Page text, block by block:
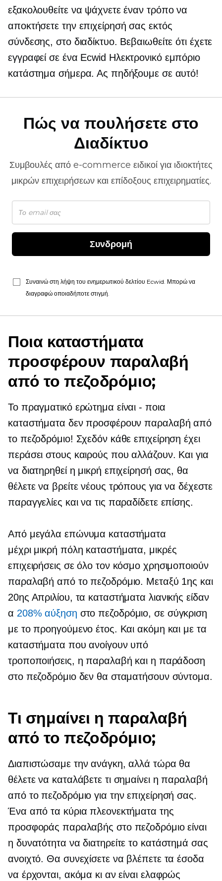
εξακολουθείτε να ψάχνετε έναν τρόπο να
αποκτήσετε την επιχείρησή σας εκτός
σύνδεσης, στο διαδίκτυο. Βεβαιωθείτε ότι έχετε
εγγραφεί σε ένα Ecwid Ηλεκτρονικό εμπόριο
κατάστημα σήμερα. Ας πηδήξουμε σε αυτό!
Πώς να πουλήσετε στο
Διαδίκτυο
Συμβουλές από e-commerce ειδικοί για ιδιοκτήτες
μικρών επιχειρήσεων και επίδοξους επιχειρηματίες.
Συνδρομή
Συναινώ στη λήψη του ενημερωτικού δελτίου Ecwid. Μπορώ να
διαγραφώ οποιαδήποτε στιγμή.
Ποια καταστήματα
προσφέρουν παραλαβή
από το πεζοδρόμιο;
Το πραγματικό ερώτημα είναι- ποια
καταστήματα δεν προσφέρουν παραλαβή από
το πεζοδρόμιο! Σχεδόν κάθε επιχείρηση έχει
περάσει στους καιρούς που αλλάζουν. Και για
να διατηρηθεί η μικρή επιχείρησή σας, θα
θέλετε να βρείτε νέους τρόπους για να δέχεστε
παραγγελίες και να τις παραδίδετε επίσης.
Από μεγάλα επώνυμα καταστήματα
μέχρι μικρή πόλη καταστήματα, μικρές
επιχειρήσεις σε όλο τον κόσμο χρησιμοποιούν
παραλαβή από το πεζοδρόμιο. Μεταξύ 1ης και
20ης Απριλίου, τα καταστήματα λιανικής είδαν
α 208% αύξηση στο πεζοδρόμιο, σε σύγκριση
με το προηγούμενο έτος. Και ακόμη και με τα
καταστήματα που ανοίγουν υπό
τροποποιήσεις, η παραλαβή και η παράδοση
στο πεζοδρόμιο δεν θα σταματήσουν σύντομα.
Τι σημαίνει η παραλαβή
από το πεζοδρόμιο;
Διαπιστώσαμε την ανάγκη, αλλά τώρα θα
θέλετε να καταλάβετε τι σημαίνει η παραλαβή
από το πεζοδρόμιο για την επιχείρησή σας.
Ένα από τα κύρια πλεονεκτήματα της
προσφοράς παραλαβής στο πεζοδρόμιο είναι
η δυνατότητα να διατηρείτε το κατάστημά σας
ανοιχτό. Θα συνεχίσετε να βλέπετε τα έσοδα
να έρχονται, ακόμα κι αν είναι ελαφρώς